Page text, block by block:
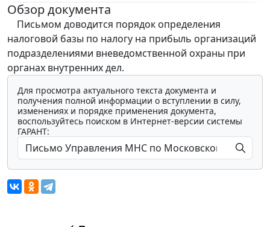
Обзор документа
Письмом доводится порядок определения
налоговой базы по налогу на прибыль организаций
подразделениями вневедомственной охраны при
органах внутренних дел.
Для просмотра актуального текста документа и
получения полной информации о вступлении в силу,
изменениях и порядке применения документа,
воспользуйтесь поиском в Интернет-версии системы
ГАРАНТ: